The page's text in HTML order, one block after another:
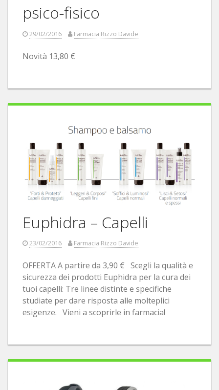
psico-fisico
29/02/2016 Farmacia Rizzo Davide
Novità 13,80 €
Euphidra – Capelli
23/02/2016 Farmacia Rizzo Davide
OFFERTA A partire da 3,90 € Scegli la qualità e
sicurezza dei prodotti Euphidra per la cura dei
tuoi capelli: Tre linee distinte e specifiche
studiate per dare risposta alle molteplici
esigenze. Vieni a scoprirle in farmacia!